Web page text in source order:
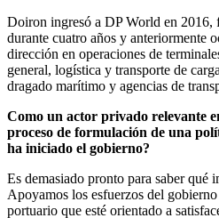
Doiron ingresó a DP World en 2016,
durante cuatro años y anteriormente
dirección en operaciones de
general, logística y transporte de
dragado marítimo y agencias de
Como un actor privado relevante
proceso de formulación de una
ha iniciado el gobierno?
Es demasiado pronto para saber qué
Apoyamos los esfuerzos del
portuario que esté orientado a